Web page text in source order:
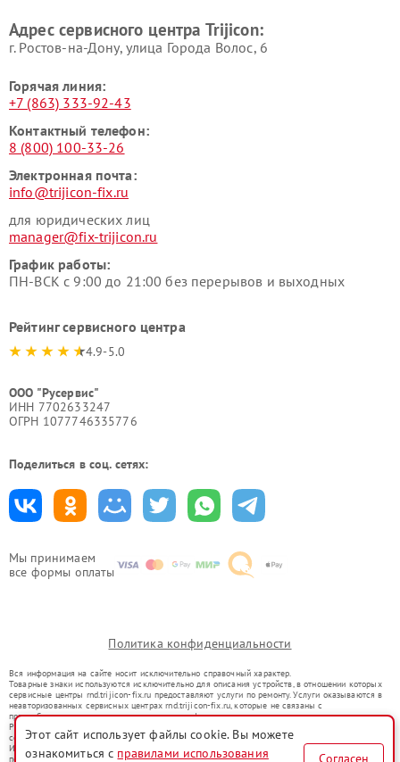
Мы принимаем
все формы оплаты
Адрес сервисного центра Trijicon:
г. Ростов-на-Дону, улица Города Волос, 6
Горячая линия:
+7 (863) 333-92-43
Контактный телефон:
8 (800) 100-33-26
Электронная почта:
info@trijicon-fix.ru
для юридических лиц
manager@fix-trijicon.ru
График работы:
ПН-ВСК с 9:00 до 21:00 без перерывов и выходных
Рейтинг сервисного центра
4.9-5.0
ООО "Русервис"
ИНН 7702633247
ОГРН 1077746335776
Поделиться в соц. сетях:
Политика конфиденциальности
Вся информация на сайте носит исключительно справочный характер.
Товарные знаки используются исключительно для описания устройств, в отношении которых
сервисные центры rnd.trijicon-fix.ru предоставляют услуги по ремонту. Услуги оказываются в
неавторизованных сервисных центрах rnd.trijicon-fix.ru, которые не связаны с
правообладателями товарных знаков или их официальными представителями.
Ремонт осуществляется для устройств, уже введенных в гражданский оборот в соответствии
со статьей 1487 ГК РФ.
Использование товарных знаков не преследует цели индивидуализации услуг или введения
потребителей в заблуждение, а служит для информирования о предоставляемых услугах по
Этот сайт использует файлы cookie. Вы можете
ознакомиться с правилами использования Согласен